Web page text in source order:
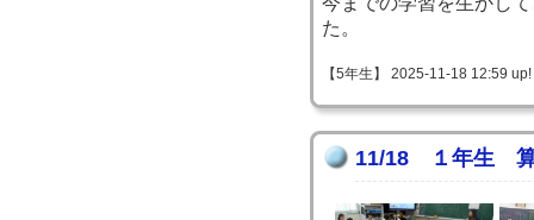
た。
【5年生】 2025-11-18 12:59 up!
11/18 １年生